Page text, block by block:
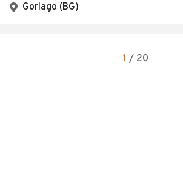
Gorlago (BG)
1 / 20